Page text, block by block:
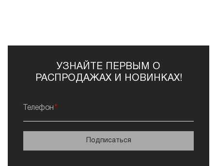
УЗНАЙТЕ ПЕРВЫМ О
РАСПРОДАЖАХ И НОВИНКАХ!
Телефон
Подписаться